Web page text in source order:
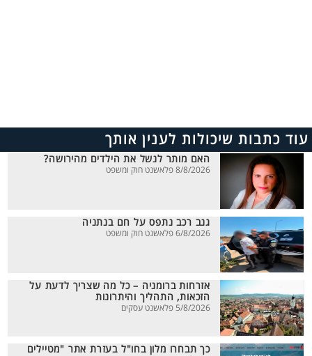
עוד כתבות שיכולות לענין אותך
האם מותר לנשל את הילדים מהירושה?
8/8/2026 פלאשנט חוק ומשפט
גנב רכב נתפס על חם בנתניה
6/8/2026 פלאשנט חוק ומשפט
אזרחות ברומניה – כל מה שצריך לדעת על
הזכאות, התהליך והיתרונות
5/8/2026 פלאשנט עסקים
כך תבחרו מלון בחו"ל בעזרת אתר "מטיילים